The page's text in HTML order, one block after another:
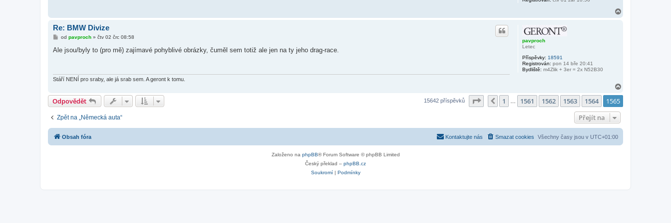
pavproch
Letec
Příspěvky: 18591
Registrován: pon 14 bře 20:41
Bydliště: m4Zlik + 3er = 2x N52B30
Re: BMW Divize
P
í
e
od pavproch» čtv 02 črc 08:58
Ale jsou/byly to (pro mě) zajímavé pohyblivé obrázky, čuměl sem totiž ale jen na ty jeho drag-race.
Stáří NENÍ pro sraby, ale já srab sem. A geront k tomu.
o
Odpovědět 15642 příspěvků Stránka 1565z1565
Předchozí
1 1561 1562 1563 1564 1565
Zpět na „Německá auta“ Přejít na
Obsah fóra Všechny časy jsou v UTC+01:00
Smazat cookies
Kontaktujte nás
Založeno na phpBB® Forum Software © phpBB Limited
Český překlad – phpBB.cz
Soukromí| Podmínky